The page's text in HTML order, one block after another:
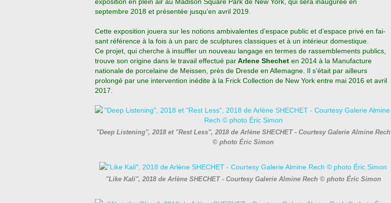
septembre 2018 et présentée jusqu’en avril 2019.
Cette exposition jouera sur les notions ambivalentes d’espace public et d’espace privé en fai-
sant référence à la fois à un parc de sculptures classiques et à un intérieur domestique.
Ce projet, qui cherche à insuffler un nouveau langage en termes de rassemblements publics,
trouve son origine dans le travail effectué parArlene Shechet en 2014 à la Manufacture
nationale de porcelaine de Meissen, près de Dresde en Allemagne. Il s’était par ailleurs
prolongé par une intervention inédite à la Frick Collection de New York entre mai 2016 et avril
2017.
"Deep Listening", 2018 et "Rest Less", 2018 de Arlène SHECHET - Courtesy Galerie Almine Rech
© photo Éric Simon
"Like Kali", 2018 de Arlène SHECHET - Courtesy Galerie Almine Rech © photo Éric Simon